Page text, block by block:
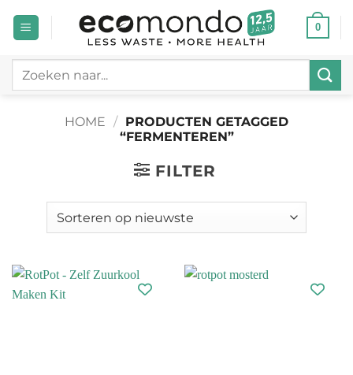
naar
0
Zoeken
HOME / PRODUCTEN GETAGGED
“FERMENTEREN”
FILTER